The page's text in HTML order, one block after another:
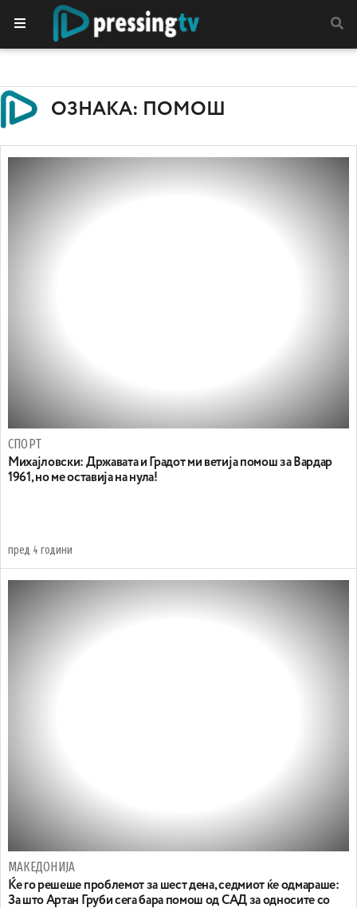
ОЗНАКА: ПОМОШ
СПОРТ
Михајловски: Државата и Градот ми ветија помош за Вардар
1961, но ме оставија на нула!
пред 4 години
МАКЕДОНИЈА
Ќе го решеше проблемот за шест дена, седмиот ќе одмараше:
За што Артан Груби сега бара помош од САД за односите со